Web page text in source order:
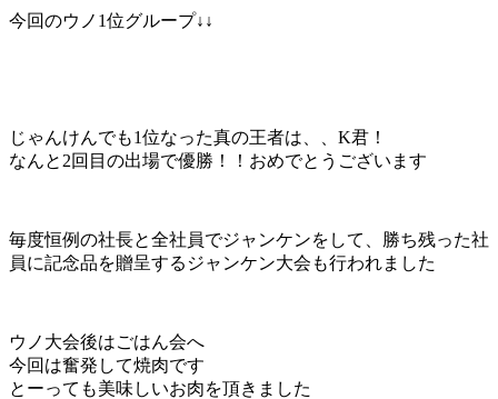
今回のウノ1位グループ↓↓
じゃんけんでも1位なった真の王者は、、K君！
なんと2回目の出場で優勝！！おめでとうございます
毎度恒例の社長と全社員でジャンケンをして、勝ち残った社
員に記念品を贈呈するジャンケン大会も行われました
ウノ大会後はごはん会へ
今回は奮発して焼肉です
とーっても美味しいお肉を頂きました